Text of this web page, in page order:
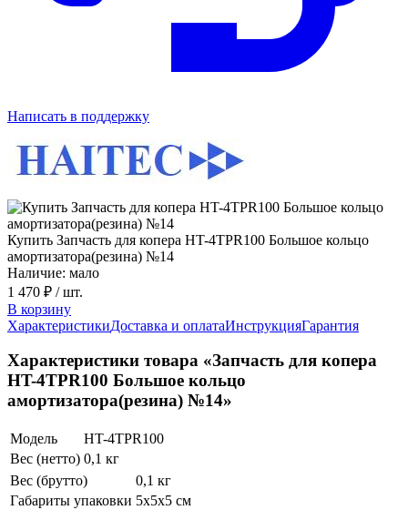
Написать в поддержку
Купить Запчасть для копера HT-4TPR100 Большое кольцо
амортизатора(резина) №14
Наличие: мало
1 470 ₽ / шт.
В корзину
ХарактеристикиДоставка и оплатаИнструкцияГарантия
Характеристики товара «Запчасть для копера
HT-4TPR100 Большое кольцо
амортизатора(резина) №14»
Модель
HT-4TPR100
Вес (нетто) 0,1 кг
Вес (брутто)
0,1 кг
Габариты упаковки 5х5х5 см